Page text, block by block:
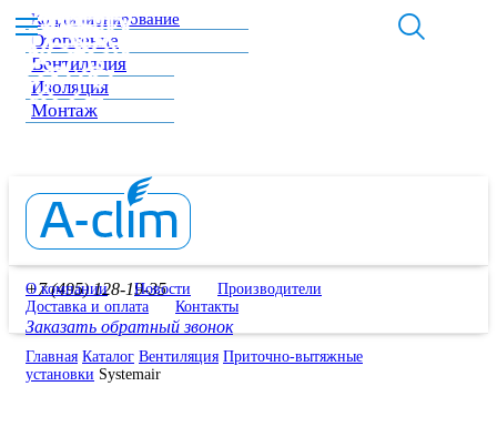
Кондиционирование
Отопление
Вентиляция
Изоляция
Монтаж
+7 (495) 128-19-35
Заказать обратный звонок
О компании Новости
Производители
Доставка и оплата
Контакты
Главная Каталог Вентиляция Приточно-вытяжные
установки Systemair